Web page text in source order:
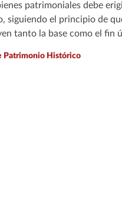
patrimoniales debe
el principio de
tanto la base como el fin
Patrimonio Histórico